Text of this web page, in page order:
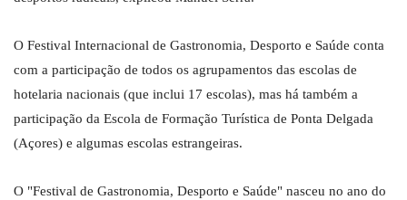
O Festival Internacional de Gastronomia, Desporto e Saúde conta
com a participação de todos os agrupamentos das escolas de
hotelaria nacionais (que inclui 17 escolas), mas há também a
participação da Escola de Formação Turística de Ponta Delgada
(Açores) e algumas escolas estrangeiras.
O "Festival de Gastronomia, Desporto e Saúde" nasceu no ano do